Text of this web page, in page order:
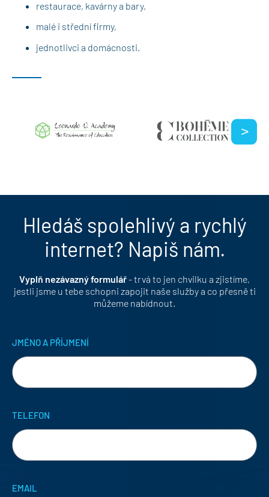
restaurace, kavárny a bary,
malé i střední firmy,
jednotlivci a domácnosti.
Hledáš spolehlivý a rychlý
internet? Napiš nám.
Vyplň nezávazný formulář- trvá to jen chvilku a zjistíme,
jestli jsme u tebe schopni zapojit naše služby a co přesně ti
můžeme nabídnout.
JMÉNO A PŘÍJMENÍ
TELEFON
EMAIL